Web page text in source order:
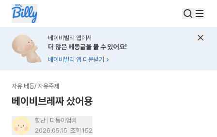
베이비빌리 앱에서
더 많은 베동글을 볼 수 있어요!
베이비빌리 앱 다운받기
자유 베동/ 자유주제
베이비브레짜 샀어용
향난
다둥이엄빠
2026.05.15 조회 152